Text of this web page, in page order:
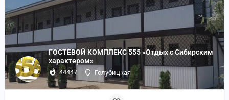
ГОСТЕВОЙ КОМПЛЕКС 555 «Отдых с Сибирским
характером»
44447 Голубицкая